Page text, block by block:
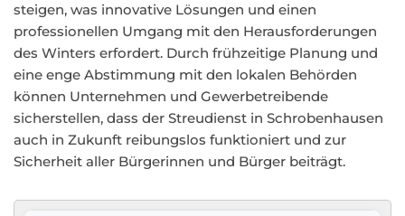
steigen, was innovative Lösungen und einen
professionellen Umgang mit den Herausforderungen
des Winters erfordert. Durch frühzeitige Planung und
eine enge Abstimmung mit den lokalen Behörden
können Unternehmen und Gewerbetreibende
sicherstellen, dass der Streudienst in Schrobenhausen
auch in Zukunft reibungslos funktioniert und zur
Sicherheit aller Bürgerinnen und Bürger beiträgt.